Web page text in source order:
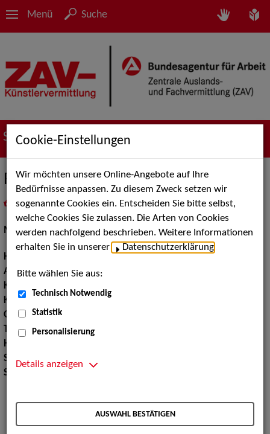
Menü Suche
Suche nach Künstler*innen
Felicia H.
als PDF speichern
inMeine Merklistelegen
Models / Werbung:Fotomodell, Mannequin
Haarfarbe:
Augenfarbe:braun
Körpergröße:
Konfektionsgröße:
Oberweite:89
Taille:
67
Hüfte:
Schuhgröße:
38
Specials:
Cookie-Einstellungen
Wir möchten unsere Online-Angebote auf Ihre
Bedürfnisse anpassen. Zu diesem Zweck setzen wir
sogenannte Cookies ein. Entscheiden Sie bitte selbst,
welche Cookies Sie zulassen. Die Arten von Cookies
werden nachfolgend beschrieben. Weitere Informationen
erhalten Sie in unserer
Datenschutzerklärung
Bitte wählen Sie aus:
Technisch Notwendig
Statistik
Personalisierung
Details anzeigen
AUSWAHL BESTÄTIGEN